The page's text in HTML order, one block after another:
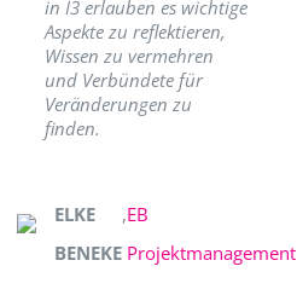
in I3 erlauben es wichtige
Aspekte zu reflektieren,
Wissen zu vermehren
und Verbündete für
Veränderungen zu
finden.
ELKE
BENEKE
,EB
Projektmanagement